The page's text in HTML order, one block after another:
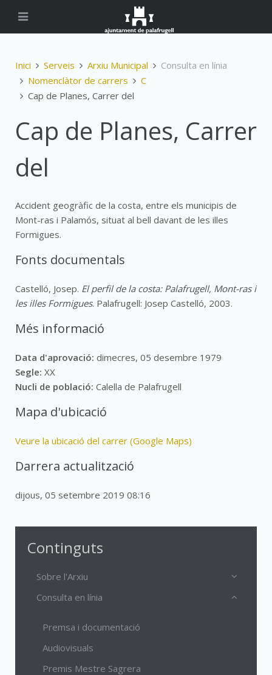
Inici Serveis Arxiu Municipal
Consulta en línia
Nomenclàtor de carrers
C
Cap de Planes, Carrer del
Cap de Planes, Carrer
del
Accident geogràfic de la costa, entre els municipis de
Mont-ras i Palamós, situat al bell davant de les illes
Formigues.
Fonts documentals
Castelló, Josep. El perfil de la costa: Palafrugell, Mont-ras i
les illes Formigues. Palafrugell: Josep Castelló, 2003.
Més informació
Data d'aprovació: dimecres, 05 desembre 1979
Segle: XX
Nucli de població: Calella de Palafrugell
Mapa d'ubicació
Veure la ubicació del carrer (Google Maps)
Darrera actualització
dijous, 05 setembre 2019 08:16
Continguts
Sobre l'Arxiu
Consulta en línia
Premsa i documentació
Audiovisuals
Premis Mestre Sagrera